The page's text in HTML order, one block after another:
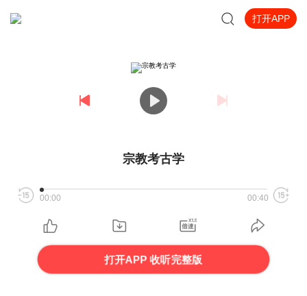
打开APP
宗教考古学
00:00 00:40
打开APP 收听完整版